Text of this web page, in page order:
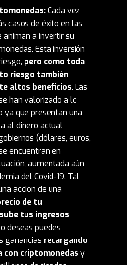
Cada vez
casos de éxito en las
animan a invertir su
Esta inversión
pero como toda
riesgo también
altos beneficios. Las
han valorizado a lo
ya que presentan una
al dinero actual
(dólares, euros,
encuentran en
aumentada aún
del Covid-19. Tal
acción de una
de tu
tus ingresos
deseas puedes
ganancias recargando
con criptomonedas y